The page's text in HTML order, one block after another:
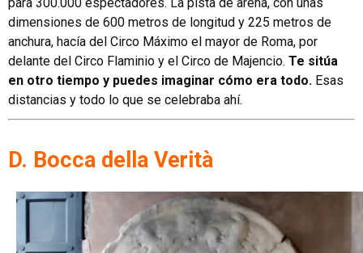
dimensiones de 600 metros de longitud y 225 metros de
anchura, hacía del Circo Máximo el mayor de Roma, por
delante del Circo Flaminio y el Circo de Majencio. Te sitúa
en otro tiempo y puedes imaginar cómo era todo. Esas
distancias y todo lo que se celebraba ahí.
D. Bocca della Verità